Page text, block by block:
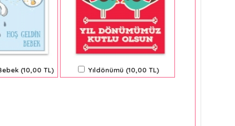
(10,00 TL) Yıldönümü (10,00 TL)